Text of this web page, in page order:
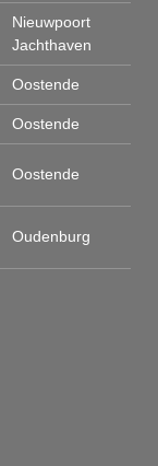
Nieuwpoort
Jachthaven
Oostende
Oostende
Oostende
Oudenburg